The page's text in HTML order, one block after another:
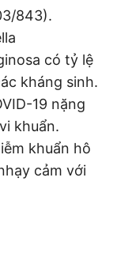
843).
có tỷ lệ
kháng sinh.
19 nặng
khuẩn.
khuẩn hô
cảm với